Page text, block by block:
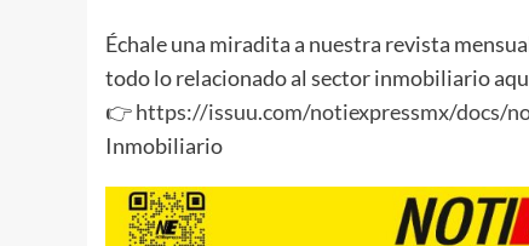
Échale una miradita a nuestra revista
todo lo relacionado al sector inmobiliario
👉https://issuu.com/notiexpressmx/docs/
Inmobiliario